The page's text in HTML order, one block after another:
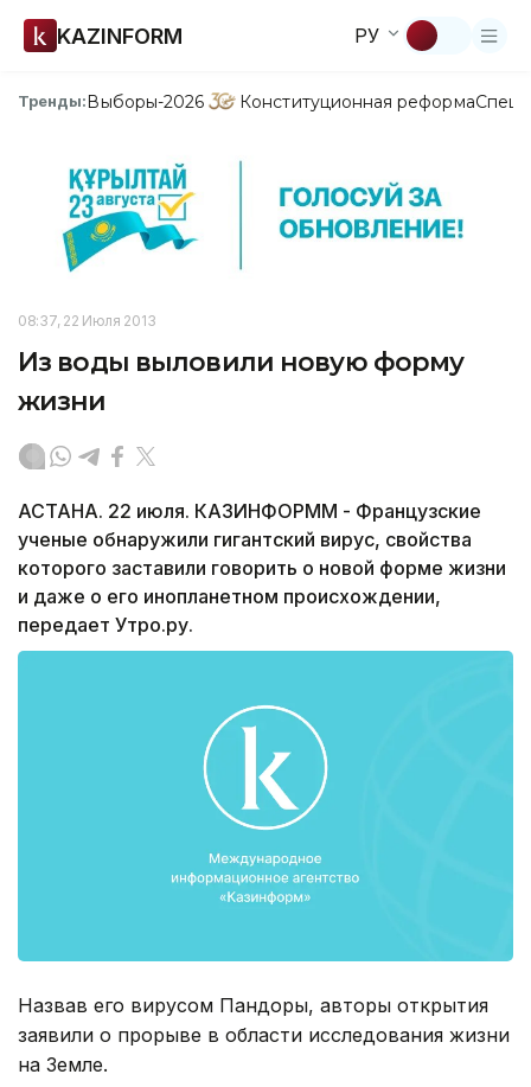
KAZINFORM РУ
Тренды:Выборы-2026 Конституционная реформа
08:37, 22 Июля 2013
Из воды выловили новую форму
жизни
АСТАНА. 22 июля. КАЗИНФОРММ - Французские
ученые обнаружили гигантский вирус, свойства
которого заставили говорить о новой форме жизни
и даже о его инопланетном происхождении,
передает Утро.ру.
Назвав его вирусом Пандоры, авторы открытия
заявили о прорыве в области исследования жизни
на Земле.